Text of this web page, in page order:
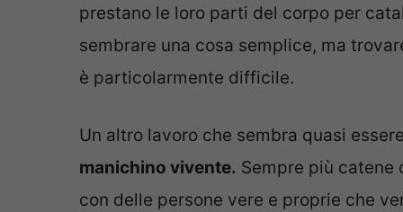
prestano le loro parti del corpo per
sembrare una cosa semplice, ma
è particolarmente difficile.
Un altro lavoro che sembra quasi
manichino vivente. Sempre più catene
con delle persone vere e proprie che